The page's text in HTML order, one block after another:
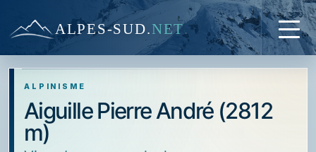
ALPES-SUD.NET
ALPINISME
Aiguille Pierre André (2812
m)